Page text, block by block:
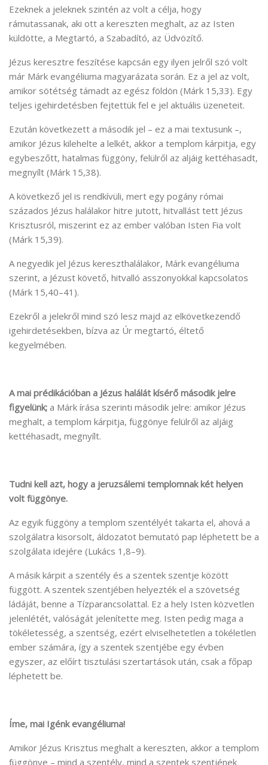
Ezeknek a jeleknek szintén az volt a célja, hogy
rámutassanak, aki ott a kereszten meghalt, az az Isten
küldötte, a Megtartó, a Szabadító, az Üdvözítő.
Jézus keresztre feszítése kapcsán egy ilyen jelről szó volt
már Márk evangéliuma magyarázata során. Ez a jel az volt,
amikor sötétség támadt az egész földön (Márk 15,33). Egy
teljes igehirdetésben fejtettük fel e jel aktuális üzeneteit.
Ezután következett a második jel – ez a mai textusunk –,
amikor Jézus kilehelte a lelkét, akkor a templom kárpitja, egy
egybeszőtt, hatalmas függöny, felülről az aljáig kettéhasadt,
megnyílt (Márk 15,38).
A következő jel is rendkívüli, mert egy pogány római
százados Jézus halálakor hitre jutott, hitvallást tett Jézus
Krisztusról, miszerint ez az ember valóban Isten Fia volt
(Márk 15,39).
A negyedik jel Jézus kereszthalálakor, Márk evangéliuma
szerint, a Jézust követő, hitvalló asszonyokkal kapcsolatos
(Márk 15,40–41).
Ezekről a jelekről mind szó lesz majd az elkövetkezendő
igehirdetésekben, bízva az Úr megtartó, éltető
kegyelmében.
A mai prédikációban a Jézus halálát kísérő második jelre
figyelünk; a Márk írása szerinti második jelre: amikor Jézus
meghalt, a templom kárpitja, függönye felülről az aljáig
kettéhasadt, megnyílt.
Tudni kell azt, hogy a jeruzsálemi templomnak két helyen
volt függönye.
Az egyik függöny a templom szentélyét takarta el, ahová a
szolgálatra kisorsolt, áldozatot bemutató pap léphetett be a
szolgálata idejére (Lukács 1,8–9).
A másik kárpit a szentély és a szentek szentje között
függött. A szentek szentjében helyezték el a szövetség
ládáját, benne a Tízparancsolattal. Ez a hely Isten közvetlen
jelenlétét, valóságát jelenítette meg. Isten pedig maga a
tökéletesség, a szentség, ezért elviselhetetlen a tökéletlen
ember számára, így a szentek szentjébe egy évben
egyszer, az előírt tisztulási szertartások után, csak a főpap
léphetett be.
Íme, mai Igénk evangéliuma!
Amikor Jézus Krisztus meghalt a kereszten, akkor a templom
függönye – mind a szentély, mind a szentek szentjének